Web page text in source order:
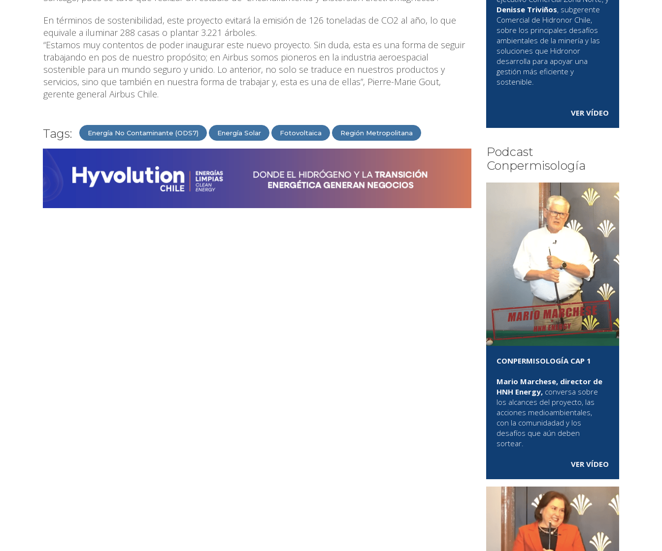
En términos de sostenibilidad, este proyecto evitará la emisión de 126 toneladas de CO2 al año, lo que
equivale a iluminar 288 casas o plantar 3.221 árboles.
“Estamos muy contentos de poder inaugurar este nuevo proyecto. Sin duda, esta es una forma de seguir
trabajando en pos de nuestro propósito; en Airbus somos pioneros en la industria aeroespacial
sostenible para un mundo seguro y unido. Lo anterior, no solo se traduce en nuestros productos y
servicios, sino que también en nuestra forma de trabajar y, esta es una de ellas”, Pierre-Marie Gout,
gerente general Airbus Chile.
Tags: Energía No Contaminante (ODS7) Energía Solar Fotovoltaica Región Metropolitana
Denisse Triviños, subgerente
Comercial de Hidronor Chile,
sobre los principales desafíos
ambientales de la minería y las
soluciones que Hidronor
desarrolla para apoyar una
gestión más eficiente y
sostenible.
VER VÍDEO
Podcast
Conpermisología
CONPERMISOLOGÍA CAP 1
Mario Marchese, director de
HNH Energy, conversa sobre
los alcances del proyecto, las
acciones medioambientales,
con la comunidadad y los
desafíos que aún deben
sortear.
VER VÍDEO